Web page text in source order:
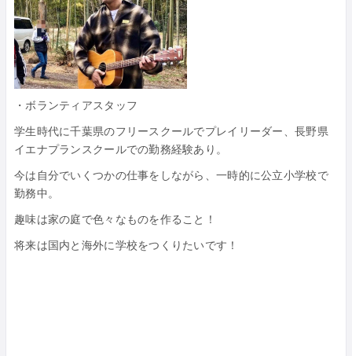
・ボランティアスタッフ
学生時代に千葉県のフリースクールでプレイリーダー、長野県
イエナプランスクールでの勤務経験あり。
今は自分でいくつかの仕事をしながら、一時的に公立小学校で
勤務中。
趣味は家の庭で色々なものを作ること！
将来は国内と海外に学校をつくりたいです！